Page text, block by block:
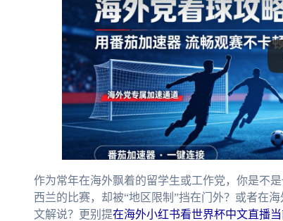
作为常年在海外飘着的留学生或工作党，你是不
西兰的比赛，却被“地区限制”挡在门外？或者在
文解说？更别提在海外小红书看世界杯中文直播当